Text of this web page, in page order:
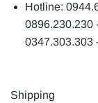
Hotline:
0896.230.230
0347.303.303
Shipping